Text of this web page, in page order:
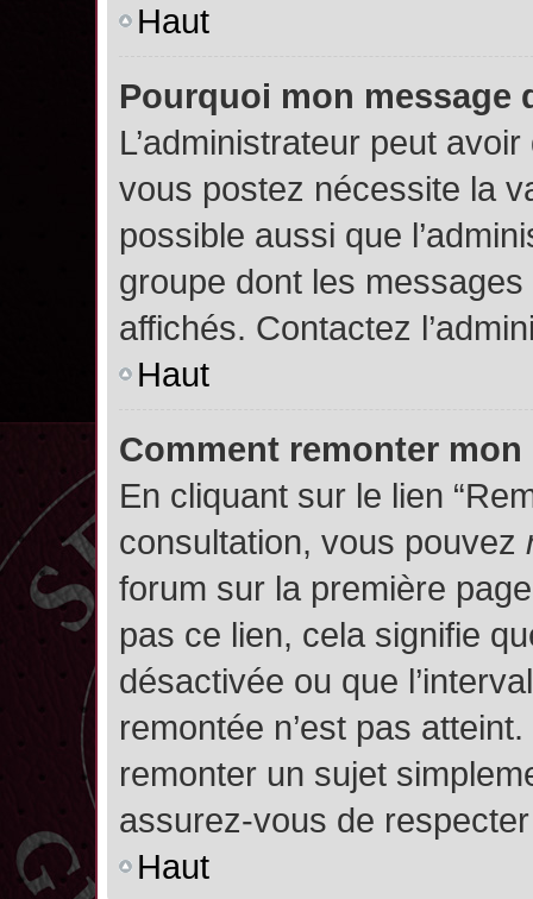
Haut
Pourquoi mon message
L’administrateur peut
vous postez nécessite la
possible aussi que
groupe dont les
affichés. Contactez
Haut
Comment remonter
En cliquant sur le lien
consultation, vous pouvez
forum sur la première
pas ce lien, cela signifie
désactivée ou que
remontée n’est pas
remonter un sujet
assurez-vous de
Haut